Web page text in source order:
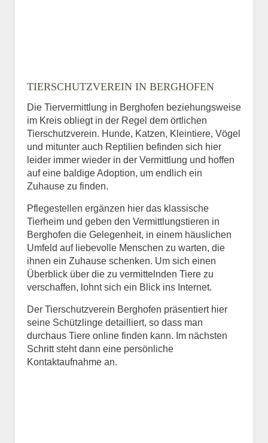
TIERSCHUTZVEREIN IN BERGHOFEN
Die Tiervermittlung in Berghofen beziehungsweise
im Kreis obliegt in der Regel dem örtlichen
Tierschutzverein. Hunde, Katzen, Kleintiere, Vögel
und mitunter auch Reptilien befinden sich hier
leider immer wieder in der Vermittlung und hoffen
auf eine baldige Adoption, um endlich ein
Zuhause zu finden.
Pflegestellen ergänzen hier das klassische
Tierheim und geben den Vermittlungstieren in
Berghofen die Gelegenheit, in einem häuslichen
Umfeld auf liebevolle Menschen zu warten, die
ihnen ein Zuhause schenken. Um sich einen
Überblick über die zu vermittelnden Tiere zu
verschaffen, lohnt sich ein Blick ins Internet.
Der Tierschutzverein Berghofen präsentiert hier
seine Schützlinge detailliert, so dass man
durchaus Tiere online finden kann. Im nächsten
Schritt steht dann eine persönliche
Kontaktaufnahme an.